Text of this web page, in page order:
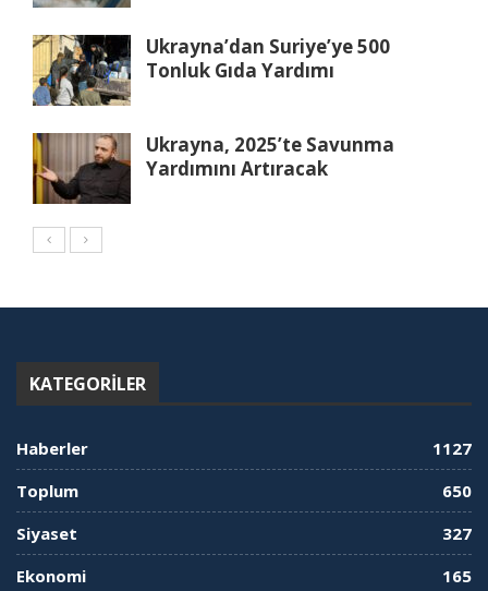
Ukrayna’dan Suriye’ye 500
Tonluk Gıda Yardımı
Ukrayna, 2025’te Savunma
Yardımını Artıracak
KATEGORILER
Haberler
1127
Toplum
650
Siyaset
327
Ekonomi
165